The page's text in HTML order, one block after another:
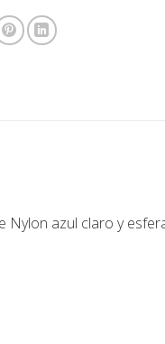
Nylon azul claro y